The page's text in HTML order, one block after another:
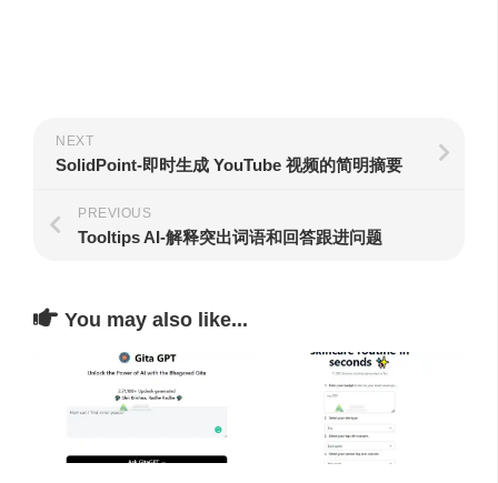
NEXT
SolidPoint-即时生成 YouTube 视频的简明摘要
PREVIOUS
Tooltips AI-解释突出词语和回答跟进问题
You may also like...